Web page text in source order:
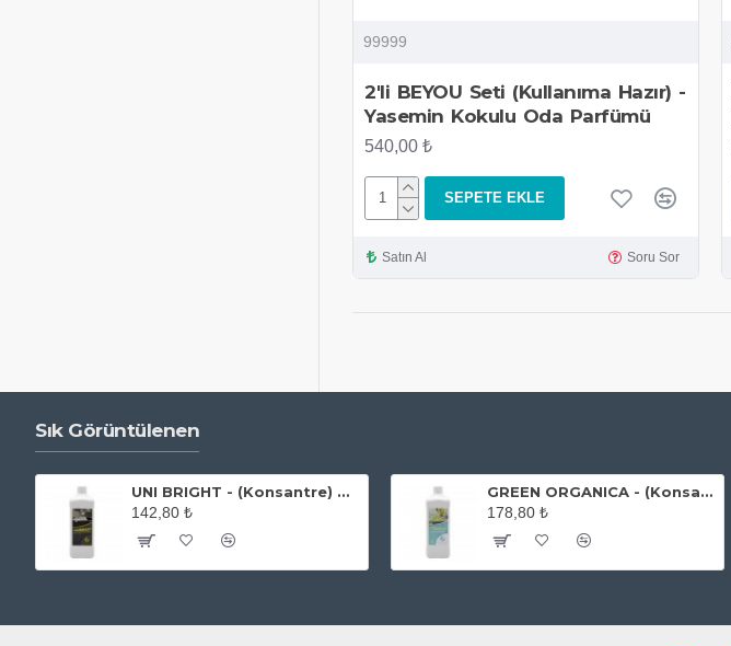
99999
2'li BEYOU Seti (Kullanıma Hazır) -
Yasemin Kokulu Oda Parfümü
540,00 ₺
SEPETE EKLE
Satın Al Soru Sor
Sık Görüntülenen
UNI BRIGHT - (Konsantre) Paslanmaz Çelik Temizleyici ve Parlatıcı 500 ml
142,80 ₺
GREEN ORGANICA - (Konsantre) Genel Yüzey Temizleyici 1 Litre
178,80 ₺